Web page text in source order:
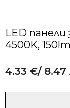
LED панели
4500K,
4.33 €/ 8.47